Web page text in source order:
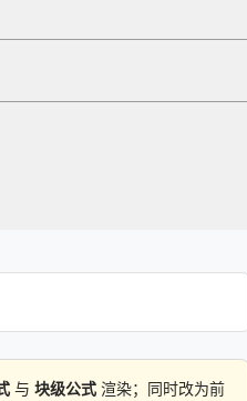
与 块级公式 渲染；同时改为前